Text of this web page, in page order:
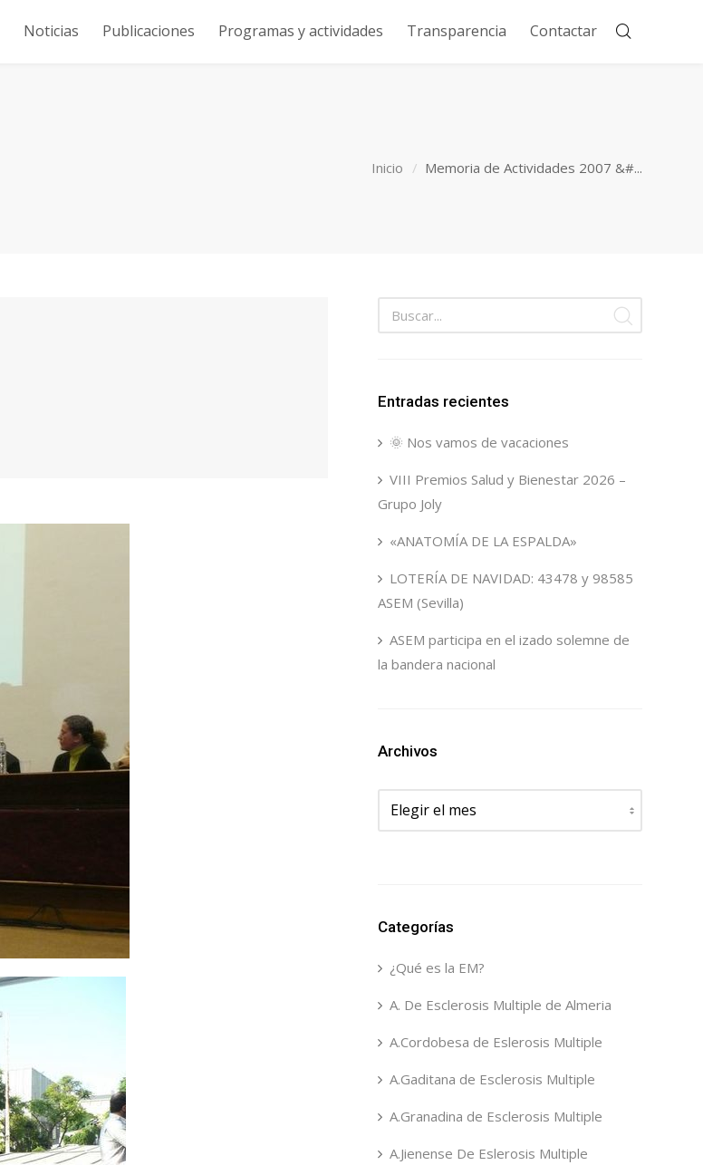
Noticias Publicaciones Programas y actividades Transparencia Contactar
Inicio Memoria de Actividades 2007 &#...
Entradas recientes
🌞 Nos vamos de vacaciones
VIII Premios Salud y Bienestar 2026 –
Grupo Joly
«ANATOMÍA DE LA ESPALDA»
LOTERÍA DE NAVIDAD: 43478 y 98585
ASEM (Sevilla)
ASEM participa en el izado solemne de
la bandera nacional
Archivos
Archivos
Categorías
¿Qué es la EM?
A. De Esclerosis Multiple de Almeria
A.Cordobesa de Eslerosis Multiple
A.Gaditana de Esclerosis Multiple
A.Granadina de Esclerosis Multiple
A.Jienense De Eslerosis Multiple